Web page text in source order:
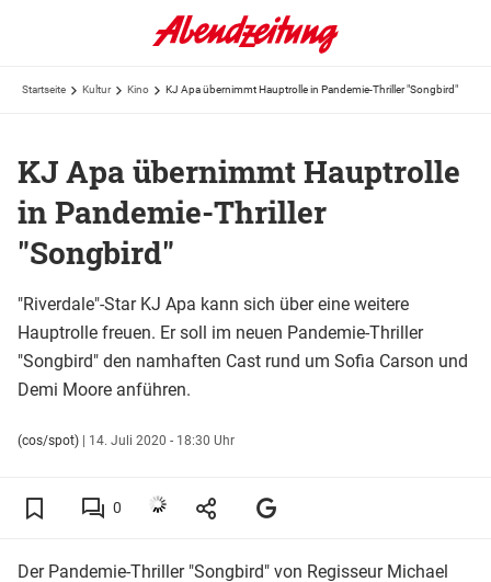
Startseite Kultur Kino KJ Apa übernimmt Hauptrolle in Pandemie-Thriller "Songbird"
KJ Apa übernimmt Hauptrolle
in Pandemie-Thriller
"Songbird"
"Riverdale"-Star KJ Apa kann sich über eine weitere
Hauptrolle freuen. Er soll im neuen Pandemie-Thriller
"Songbird" den namhaften Cast rund um Sofia Carson und
Demi Moore anführen.
(cos/spot) | 14. Juli 2020 - 18:30 Uhr
0
Der Pandemie-Thriller "Songbird" von Regisseur Michael